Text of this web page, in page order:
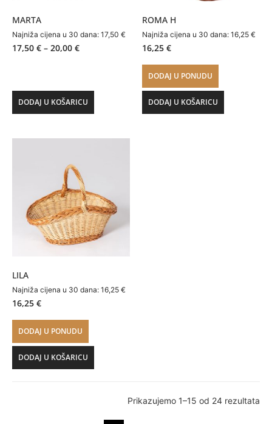
MARTA
Najniža cijena u 30 dana: 17,50 €
17,50 € – 20,00 €
DODAJ U KOŠARICU
ROMA H
Najniža cijena u 30 dana: 16,25 €
16,25 €
DODAJ U PONUDU
DODAJ U KOŠARICU
LILA
Najniža cijena u 30 dana: 16,25 €
16,25 €
DODAJ U PONUDU
DODAJ U KOŠARICU
Prikazujemo 1–15 od 24 rezultata